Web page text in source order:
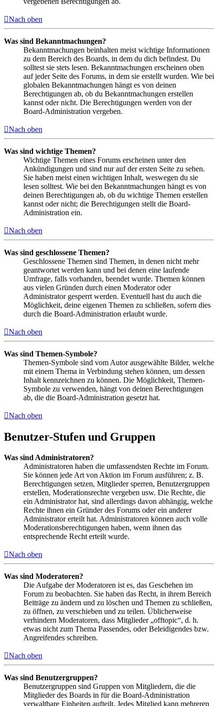
Nach oben
Was sind Bekanntmachungen?
Bekanntmachungen beinhalten meist wichtige Informationen
zu dem Bereich des Boards, in dem du dich befindest. Du
solltest sie stets lesen. Bekanntmachungen erscheinen oben
auf jeder Seite des Forums, in dem sie erstellt wurden. Wie bei
globalen Bekanntmachungen hängt es von deinen
Berechtigungen ab, ob du Bekanntmachungen erstellen
kannst oder nicht. Die Berechtigungen werden von der
Board-Administration vergeben.
Nach oben
Was sind wichtige Themen?
Wichtige Themen eines Forums erscheinen unter den
Ankündigungen und sind nur auf der ersten Seite zu sehen.
Sie haben meist einen wichtigen Inhalt, weswegen du sie
lesen solltest. Wie bei den Bekanntmachungen hängt es von
deinen Berechtigungen ab, ob du wichtige Themen erstellen
kannst oder nicht; die Berechtigungen stellt die Board-
Administration ein.
Nach oben
Was sind geschlossene Themen?
Geschlossene Themen sind Themen, in denen nicht mehr
geantwortet werden kann und bei denen eine laufende
Umfrage, falls vorhanden, beendet wurde. Themen können
aus vielen Gründen durch einen Moderator oder
Administrator gesperrt werden. Eventuell hast du auch die
Möglichkeit, deine eigenen Themen zu schließen, sofern dies
durch die Board-Administration erlaubt wurde.
Nach oben
Was sind Themen-Symbole?
Themen-Symbole sind vom Autor ausgewählte Bilder, welche
mit einem Thema in Verbindung stehen können, um dessen
Inhalt kennzeichnen zu können. Die Möglichkeit, Themen-
Symbole zu verwenden, hängt von deinen Berechtigungen
ab, die die Board-Administration gesetzt hat.
Nach oben
Benutzer-Stufen und Gruppen
Was sind Administratoren?
Administratoren haben die umfassendsten Rechte im Forum.
Sie können jede Art von Aktion im Forum ausführen; z. B.
Berechtigungen setzen, Mitglieder sperren, Benutzergruppen
erstellen, Moderationsrechte vergeben usw. Die Rechte, die
ein Administrator hat, sind allerdings davon abhängig, welche
Rechte ihnen ein Gründer des Forums oder ein anderer
Administrator erteilt hat. Administratoren können auch volle
Moderationsberechtigungen haben, wenn ihnen das
entsprechende Recht erteilt wurde.
Nach oben
Was sind Moderatoren?
Die Aufgabe der Moderatoren ist es, das Geschehen im
Forum zu beobachten. Sie haben das Recht, in ihrem Bereich
Beiträge zu ändern und zu löschen und Themen zu schließen,
zu öffnen, zu verschieben und zu teilen. Üblicherweise
verhindern Moderatoren, dass Mitglieder „offtopic“, d. h.
etwas nicht zum Thema Passendes, oder Beleidigendes bzw.
Angreifendes schreiben.
Nach oben
Was sind Benutzergruppen?
Benutzergruppen sind Gruppen von Mitgliedern, die die
Mitglieder des Boards in für die Board-Administration
verwaltbare Einheiten aufteilt. Jedes Mitglied kann mehreren